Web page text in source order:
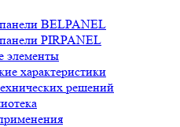
BELPANEL
PIRPANEL
элементы
характеристики
решений